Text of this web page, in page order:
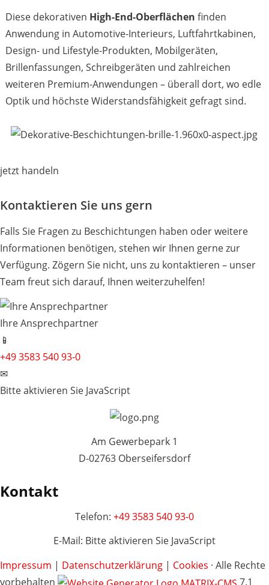
Diese dekorativen High-End-Oberflächen finden
Anwendung in Automotive-Interieurs, Luftfahrtkabinen,
Design- und Lifestyle-Produkten, Mobilgeräten,
Brillenfassungen, Schreibgeräten und zahlreichen
weiteren Premium-Anwendungen – überall dort, wo edle
Optik und höchste Widerstandsfähigkeit gefragt sind.
jetzt handeln
Kontaktieren Sie uns gern
Falls Sie Fragen zu Beschichtungen haben oder weitere
Informationen benötigen, stehen wir Ihnen gerne zur
Verfügung. Zögern Sie nicht, uns zu kontaktieren – unser
Team freut sich darauf, Ihnen weiterzuhelfen!
Ihre Ansprechpartner
📱
+49 3583 540 93-0
✉
Bitte aktivieren Sie JavaScript
Am Gewerbepark 1
D-02763 Oberseifersdorf
Kontakt
Telefon: +49 3583 540 93-0
E-Mail: Bitte aktivieren Sie JavaScript
Impressum | Datenschutzerklärung | Cookies · Alle Rechte
vorbehalten
7.1